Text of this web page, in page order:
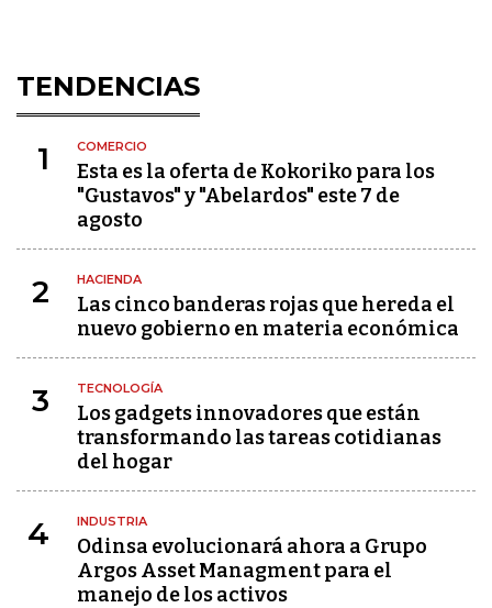
TENDENCIAS
1 COMERCIO
Esta es la oferta de Kokoriko para los
"Gustavos" y "Abelardos" este 7 de
agosto
2 HACIENDA
Las cinco banderas rojas que hereda el
nuevo gobierno en materia económica
3 TECNOLOGÍA
Los gadgets innovadores que están
transformando las tareas cotidianas
del hogar
4 INDUSTRIA
Odinsa evolucionará ahora a Grupo
Argos Asset Managment para el
manejo de los activos